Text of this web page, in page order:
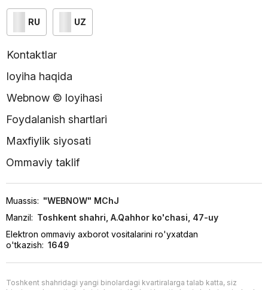
RU UZ
Kontaktlar
loyiha haqida
Webnow © loyihasi
Foydalanish shartlari
Maxfiylik siyosati
Ommaviy taklif
Muassis: "WEBNOW" MChJ
Manzil: Toshkent shahri, A.Qahhor ko'chasi, 47-uy
Elektron ommaviy axborot vositalarini ro'yxatdan
o'tkazish: 1649
Toshkent shahridagi yangi binolardagi kvartiralarga talab katta, siz